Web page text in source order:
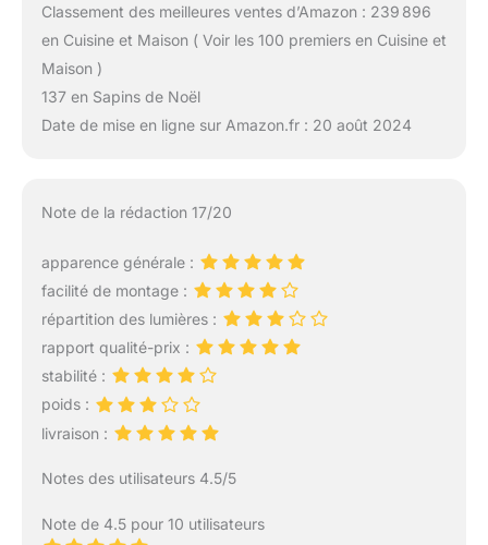
Classement des meilleures ventes d’Amazon : 239 896
en Cuisine et Maison ( Voir les 100 premiers en Cuisine et
Maison )
137 en Sapins de Noël
Date de mise en ligne sur Amazon.fr : 20 août 2024
Note de la rédaction 17/20
apparence générale :
facilité de montage :
répartition des lumières :
rapport qualité-prix :
stabilité :
poids :
livraison :
Notes des utilisateurs 4.5/5
Note de 4.5 pour 10 utilisateurs